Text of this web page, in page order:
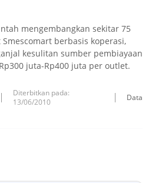
mengembangkan sekitar 75
berbasis koperasi,
kesulitan sumber pembiayaan
juta-Rp400 juta per outlet.
Diterbitkan pada:
13/06/2010
Data